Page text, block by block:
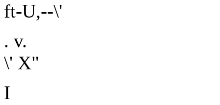
ft-U,--\'
. v.
\' X"
I